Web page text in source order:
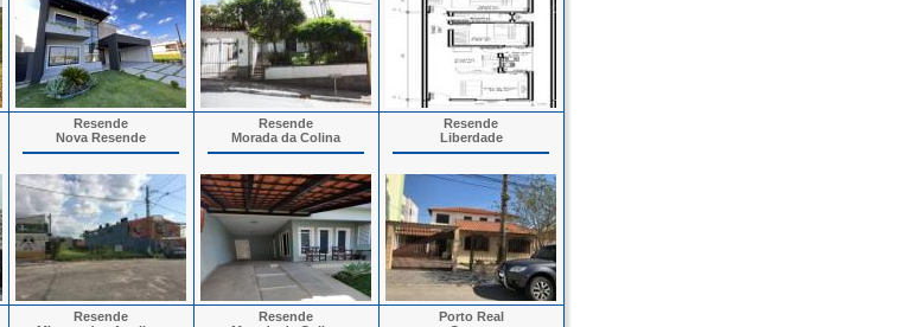
Resende
Nova Resende
Resende
Morada da Colina
Resende
Liberdade
Resende
Resende
Porto Real